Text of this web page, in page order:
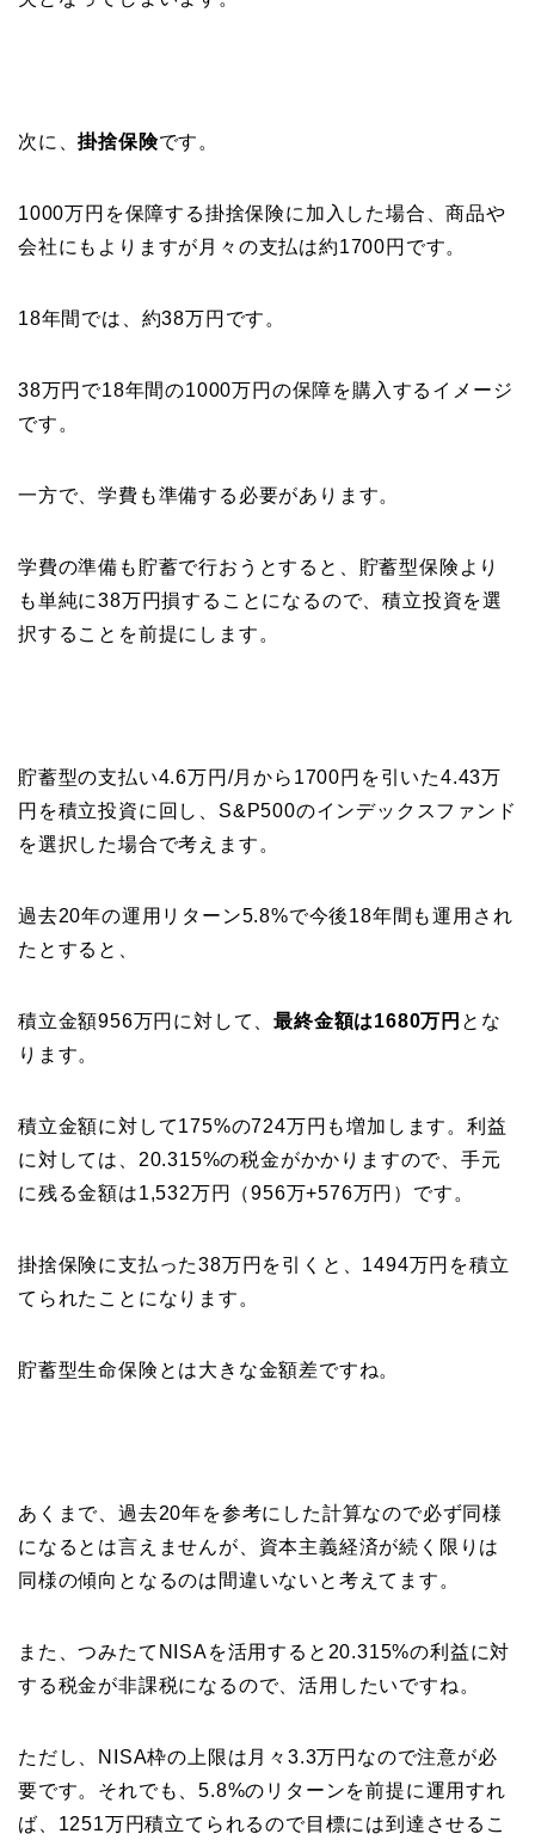
次に、掛捨保険です。
1000万円を保障する掛捨保険に加入した場合、商品や
会社にもよりますが月々の支払は約1700円です。
18年間では、約38万円です。
38万円で18年間の1000万円の保障を購入するイメージ
です。
一方で、学費も準備する必要があります。
学費の準備も貯蓄で行おうとすると、貯蓄型保険より
も単純に38万円損することになるので、積立投資を選
択することを前提にします。
貯蓄型の支払い4.6万円/月から1700円を引いた4.43万
円を積立投資に回し、S&P500のインデックスファンド
を選択した場合で考えます。
過去20年の運用リターン5.8%で今後18年間も運用され
たとすると、
積立金額956万円に対して、最終金額は1680万円 とな
ります。
積立金額に対して175%の724万円も増加します。利益
に対しては、20.315%の税金がかかりますので、手元
に残る金額は1,532万円（956万+576万円）です。
掛捨保険に支払った38万円を引くと、1494万円を積立
てられたことになります。
貯蓄型生命保険とは大きな金額差ですね。
あくまで、過去20年を参考にした計算なので必ず同様
になるとは言えませんが、資本主義経済が続く限りは
同様の傾向となるのは間違いないと考えてます。
また、つみたてNISAを活用すると20.315%の利益に対
する税金が非課税になるので、活用したいですね。
ただし、NISA枠の上限は月々3.3万円なので注意が必
要です。それでも、5.8%のリターンを前提に運用すれ
ば、1251万円積立てられるので目標には到達させるこ